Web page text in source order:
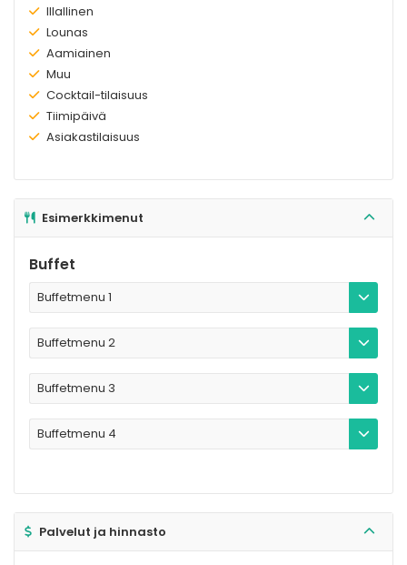
Olemassa:
Illallinen
Olemassa:
Lounas
Olemassa:
Aamiainen
Olemassa:
Muu
Olemassa:
Cocktail-tilaisuus
Olemassa:
Tiimipäivä
Olemassa:
Asiakastilaisuus
Esimerkkimenut
Buffet
Buffetmenu 1
Buffetmenu 2
Buffetmenu 3
Buffetmenu 4
Palvelut ja hinnasto